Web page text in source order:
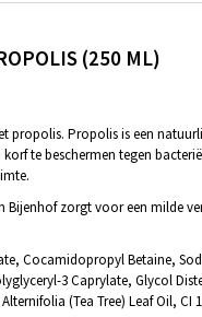
(250 ML)
propolis. Propolis is een
te beschermen tegen
Bijenhof zorgt voor een milde
Cocamidopropyl Betaine,
3 Caprylate, Glycol
(Tea Tree) Leaf Oil, CI